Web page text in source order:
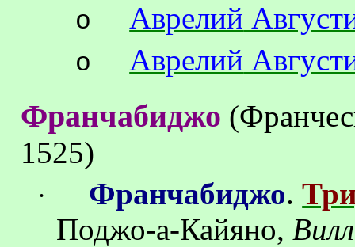
o Аврелий
o Аврелий
Франчабиджо (
1525)
· Франчабиджо.
Поджо-а-Кайяно,